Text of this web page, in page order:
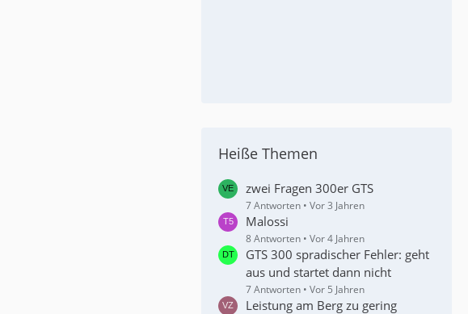
Heiße Themen
zwei Fragen 300er GTS
7 Antworten Vor 3 Jahren
Malossi
8 Antworten Vor 4 Jahren
GTS 300 spradischer Fehler: geht
aus und startet dann nicht
7 Antworten Vor 5 Jahren
Leistung am Berg zu gering